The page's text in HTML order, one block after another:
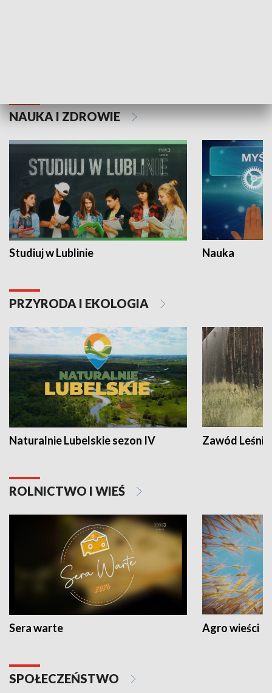
NAUKA I ZDROWIE
Studiuj w Lublinie Nauka
PRZYRODA I EKOLOGIA
Naturalnie Lubelskie sezon IV Zawód Leśnik
ROLNICTWO I WIEŚ
Sera warte Agro wieści
SPOŁECZEŃSTWO